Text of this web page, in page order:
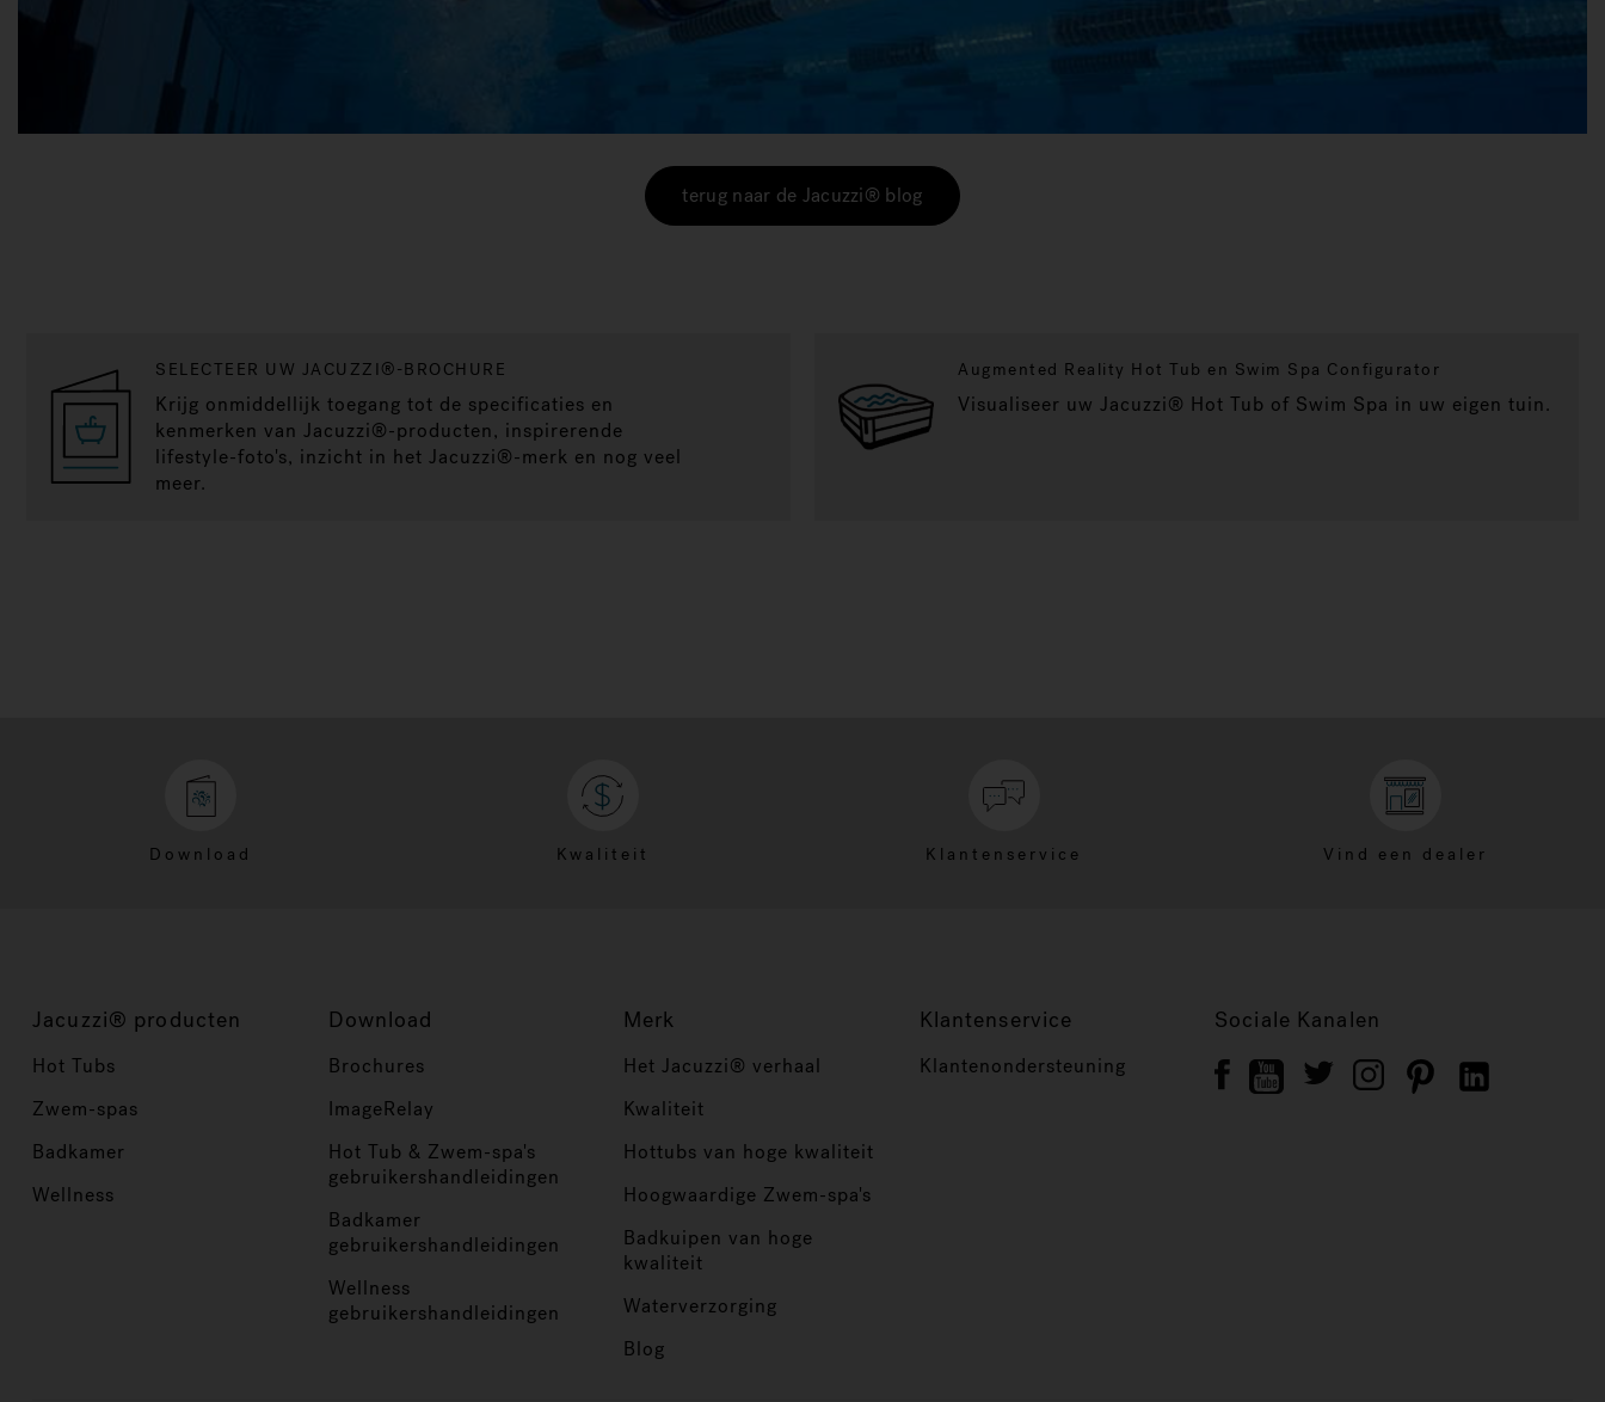
terug naar de Jacuzzi® blog
SELECTEER UW JACUZZI®-BROCHURE
Krijg onmiddellijk toegang tot de specificaties en
kenmerken van Jacuzzi®-producten, inspirerende
lifestyle-foto's, inzicht in het Jacuzzi®-merk en nog veel
meer.
Augmented Reality Hot Tub en Swim Spa Configurator
Visualiseer uw Jacuzzi® Hot Tub of Swim Spa in uw eigen tuin.
Download Kwaliteit Klantenservice Vind een dealer
Jacuzzi® producten
Hot Tubs
Zwem-spas
Badkamer
Wellness
Download
Brochures
ImageRelay
Hot Tub & Zwem-spa's
gebruikershandleidingen
Badkamer
gebruikershandleidingen
Wellness
gebruikershandleidingen
Merk
Het Jacuzzi® verhaal
Kwaliteit
Hottubs van hoge kwaliteit
Hoogwaardige Zwem-spa's
Badkuipen van hoge
kwaliteit
Waterverzorging
Blog
Klantenservice
Klantenondersteuning
Sociale Kanalen